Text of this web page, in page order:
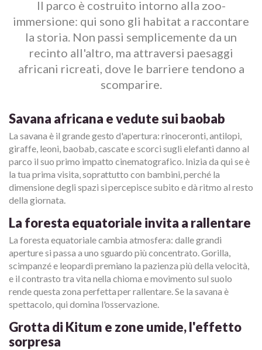
Il parco è costruito intorno alla zoo-
immersione: qui sono gli habitat a raccontare
la storia. Non passi semplicemente da un
recinto all'altro, ma attraversi paesaggi
africani ricreati, dove le barriere tendono a
scomparire.
Savana africana e vedute sui baobab
La savana è il grande gesto d'apertura: rinoceronti, antilopi,
giraffe, leoni, baobab, cascate e scorci sugli elefanti danno al
parco il suo primo impatto cinematografico. Inizia da qui se è
la tua prima visita, soprattutto con bambini, perché la
dimensione degli spazi si percepisce subito e dà ritmo al resto
della giornata.
La foresta equatoriale invita a rallentare
La foresta equatoriale cambia atmosfera: dalle grandi
aperture si passa a uno sguardo più concentrato. Gorilla,
scimpanzé e leopardi premiano la pazienza più della velocità,
e il contrasto tra vita nella chioma e movimento sul suolo
rende questa zona perfetta per rallentare. Se la savana è
spettacolo, qui domina l'osservazione.
Grotta di Kitum e zone umide, l'effetto
sorpresa